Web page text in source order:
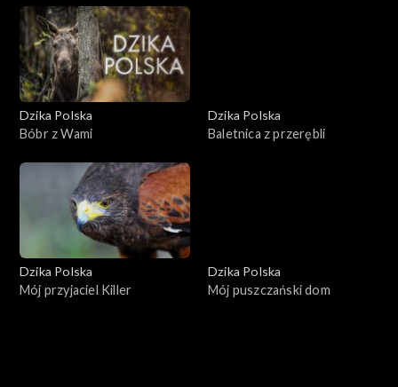
Dzika Polska
Bóbr z Wami
Dzika Polska
Baletnica z przerębli
Dzika Polska
Mój przyjaciel Killer
Dzika Polska
Mój puszczański dom